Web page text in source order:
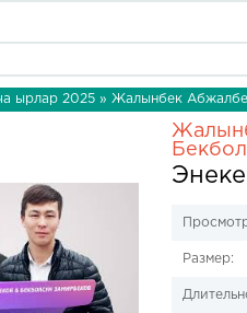
ырлар 2025 » Жалынбек
Размер: